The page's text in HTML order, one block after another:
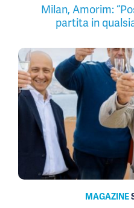
Milan, Amorim:
partita in
MAGAZINE